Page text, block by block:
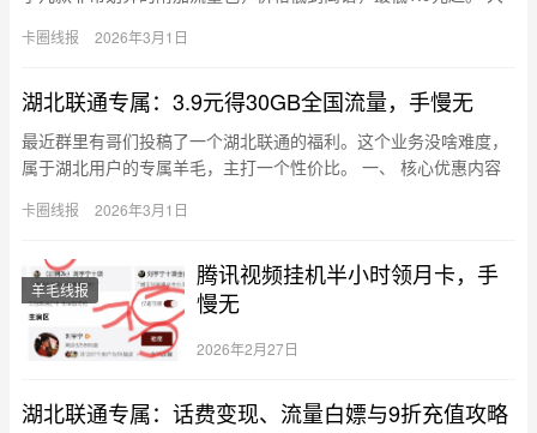
这…
卡圈线报 2026年3月1日
湖北联通专属：3.9元得30GB全国流量，手慢无
最近群里有哥们投稿了一个湖北联通的福利。这个业务没啥难度，
属于湖北用户的专属羊毛，主打一个性价比。 一、 核心优惠内容
量…
卡圈线报 2026年3月1日
羊毛线报
腾讯视频挂机半小时领月卡，手
慢无
2026年2月27日
湖北联通专属：话费变现、流量白嫖与9折充值攻略